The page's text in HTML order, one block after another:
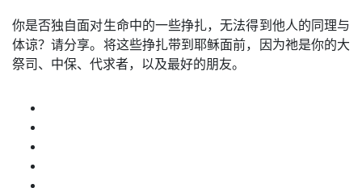
你是否独自面对生命中的一些挣扎，无法得到他人的同理与
体谅？请分享。将这些挣扎带到耶稣面前，因为祂是你的大
祭司、中保、代求者，以及最好的朋友。